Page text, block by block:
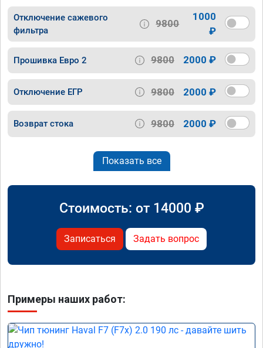
Отключение сажевого
фильтра
9800
1000
₽
Прошивка Евро 2 9800 2000 ₽
Отключение ЕГР 9800 2000 ₽
Возврат стока 9800 2000 ₽
Показать все
Стоимость: от 14000 ₽
Записаться Задать вопрос
Примеры наших работ: